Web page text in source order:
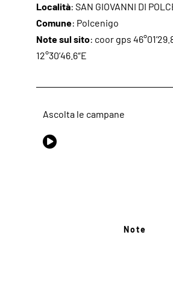
Località: SAN GIOVANNI DI
Comune: Polcenigo
Note sul sito: coor gps
12°30’46.6″E
Ascolta le campane
Note